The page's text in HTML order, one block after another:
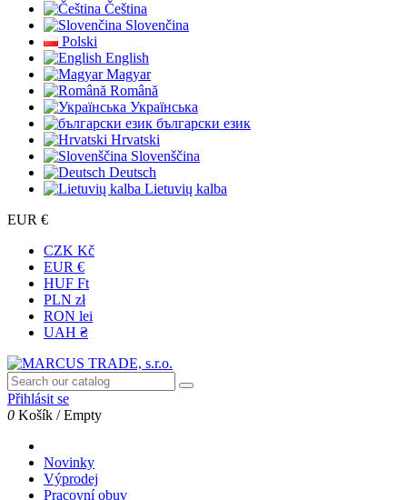
Čeština
Slovenčina
Polski
English
Magyar
Română
Українська
български език
Hrvatski
Slovenščina
Deutsch
Lietuvių kalba
EUR €
CZK Kč
EUR €
HUF Ft
PLN zł
RON lei
UAH ₴
Přihlásit se
0 Košík /Empty
Novinky
Výprodej
Pracovní obuv